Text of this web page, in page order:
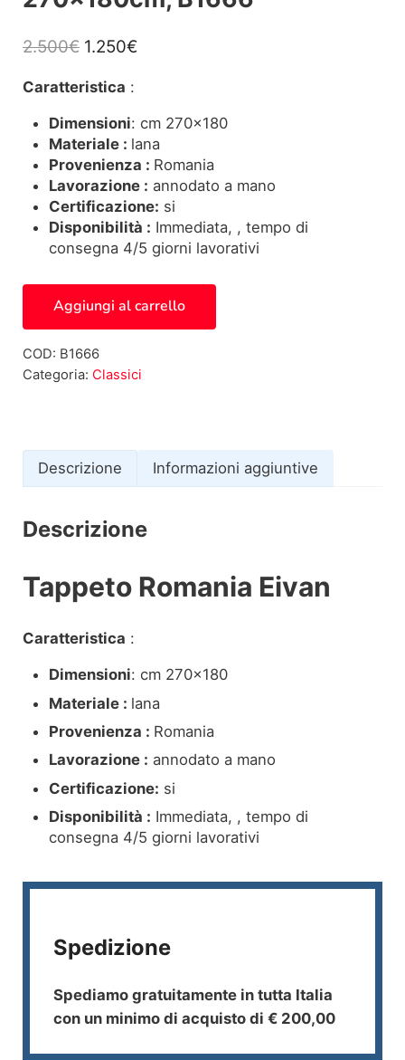
2.500€ Il prezzo originale era: 2.500€.
1.250€Il prezzo attuale è: 1.250€.
Caratteristica :
Dimensioni: cm 270×180
Materiale : lana
Provenienza : Romania
Lavorazione : annodato a mano
Certificazione: si
Disponibilità : Immediata, , tempo di
consegna 4/5 giorni lavorativi
Aggiungi al carrello
COD: B1666
Categoria: Classici
Descrizione Informazioni aggiuntive
Descrizione
Tappeto Romania Eivan
Caratteristica :
Dimensioni: cm 270×180
Materiale : lana
Provenienza : Romania
Lavorazione : annodato a mano
Certificazione: si
Disponibilità : Immediata, , tempo di
consegna 4/5 giorni lavorativi
Spedizione
Spediamo gratuitamente in tutta Italia
con un minimo di acquisto di € 200,00